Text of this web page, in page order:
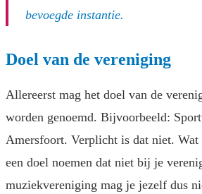
bevoegde instantie.
Doel van de vereniging
Allereerst mag het doel van de
worden genoemd. Bijvoorbeeld:
Amersfoort. Verplicht is dat niet.
een doel noemen dat niet bij je
muziekvereniging mag je jezelf dus